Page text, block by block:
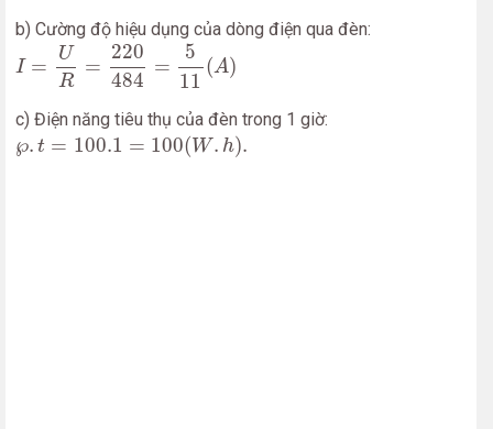
b) Cường độ hiệu dụng của dòng điện qua đèn:
I =
U
R
=
220
484
=
5
11
(A)
I= UR=220484= 511(A)
c) Điện năng tiêu thụ của đèn trong 1 giờ:
℘. t = 100.1 = 100(W. h).
℘ t =100.1= 100( W.h).